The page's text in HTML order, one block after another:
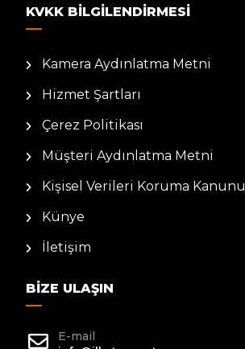
KVKK BILGILENDIRMESI
Kamera Aydınlatma Metni
Hizmet Şartları
Çerez Politikası
Müşteri Aydınlatma Metni
Kişisel Verileri Koruma Kanunu
Künye
İletişim
BIZE ULAŞIN
E-mail